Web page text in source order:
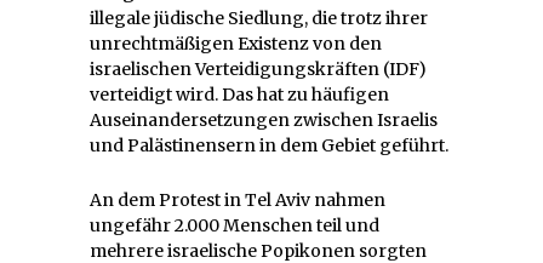
illegale jüdische Siedlung, die trotz ihrer
unrechtmäßigen Existenz von den
israelischen Verteidigungskräften (IDF)
verteidigt wird. Das hat zu häufigen
Auseinandersetzungen zwischen Israelis
und Palästinensern in dem Gebiet geführt.
An dem Protest in Tel Aviv nahmen
ungefähr 2.000 Menschen teil und
mehrere israelische Popikonen sorgten